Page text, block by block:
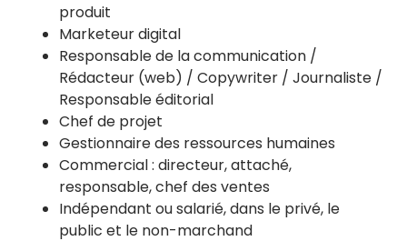
produit
Marketeur digital
Responsable de la communication /
Rédacteur (web) / Copywriter / Journaliste /
Responsable éditorial
Chef de projet
Gestionnaire des ressources humaines
Commercial : directeur, attaché,
responsable, chef des ventes
Indépendant ou salarié, dans le privé, le
public et le non-marchand